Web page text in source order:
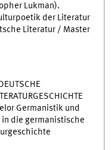
Lukman).
der Literatur
Literatur / Master
Germanistik und
die germanistische